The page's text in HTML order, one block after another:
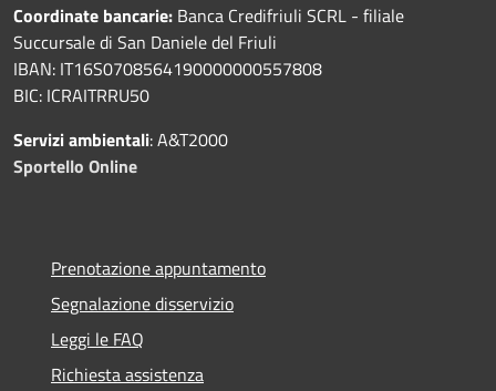
Coordinate bancarie: Banca Credifriuli SCRL - filiale
Succursale di San Daniele del Friuli
IBAN: IT16S0708564190000000557808
BIC: ICRAITRRU50
Servizi ambientali: A&T2000
Sportello Online
Prenotazione appuntamento
Segnalazione disservizio
Leggi le FAQ
Richiesta assistenza